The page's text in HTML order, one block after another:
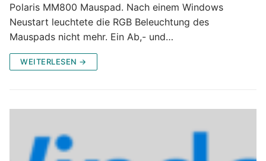
Polaris MM800 Mauspad. Nach einem Windows
Neustart leuchtete die RGB Beleuchtung des
Mauspads nicht mehr. Ein Ab,- und…
WEITERLESEN →